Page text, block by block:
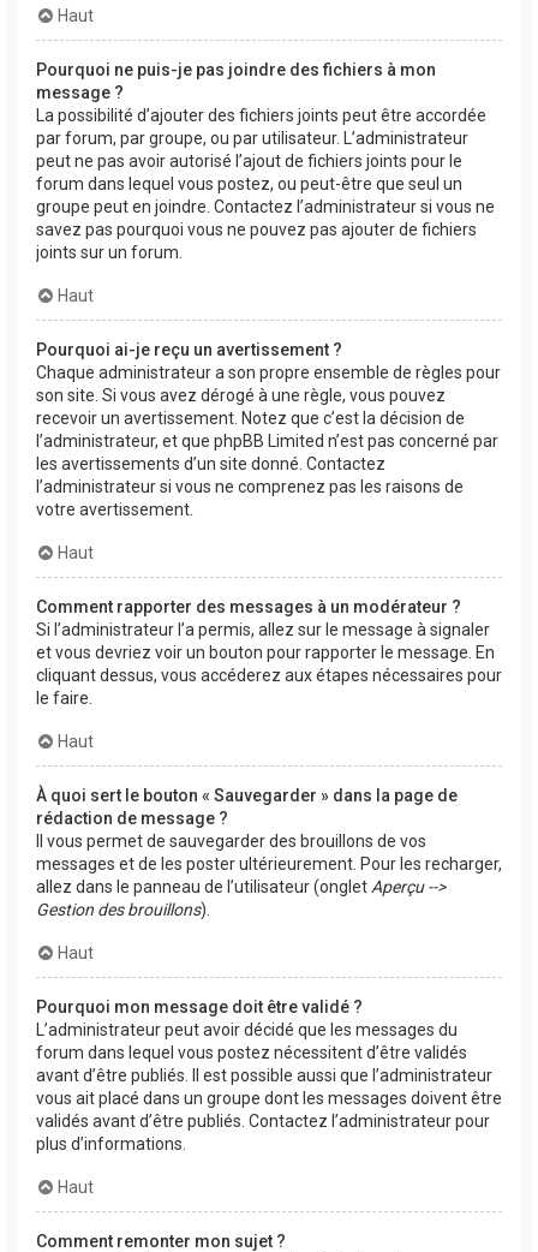
Haut
Pourquoi ne puis-je pas joindre des fichiers à mon
message ?
La possibilité d’ajouter des fichiers joints peut être accordée
par forum, par groupe, ou par utilisateur. L’administrateur
peut ne pas avoir autorisé l’ajout de fichiers joints pour le
forum dans lequel vous postez, ou peut-être que seul un
groupe peut en joindre. Contactez l’administrateur si vous ne
savez pas pourquoi vous ne pouvez pas ajouter de fichiers
joints sur un forum.
Haut
Pourquoi ai-je reçu un avertissement ?
Chaque administrateur a son propre ensemble de règles pour
son site. Si vous avez dérogé à une règle, vous pouvez
recevoir un avertissement. Notez que c’est la décision de
l’administrateur, et que phpBB Limited n’est pas concerné par
les avertissements d’un site donné. Contactez
l’administrateur si vous ne comprenez pas les raisons de
votre avertissement.
Haut
Comment rapporter des messages à un modérateur ?
Si l’administrateur l’a permis, allez sur le message à signaler
et vous devriez voir un bouton pour rapporter le message. En
cliquant dessus, vous accéderez aux étapes nécessaires pour
le faire.
Haut
À quoi sert le bouton « Sauvegarder » dans la page de
rédaction de message ?
Il vous permet de sauvegarder des brouillons de vos
messages et de les poster ultérieurement. Pour les recharger,
allez dans le panneau de l’utilisateur (ongletAperçu -->
Gestion des brouillons).
Haut
Pourquoi mon message doit être validé ?
L’administrateur peut avoir décidé que les messages du
forum dans lequel vous postez nécessitent d’être validés
avant d’être publiés. Il est possible aussi que l’administrateur
vous ait placé dans un groupe dont les messages doivent être
validés avant d’être publiés. Contactez l’administrateur pour
plus d’informations.
Haut
Comment remonter mon sujet ?